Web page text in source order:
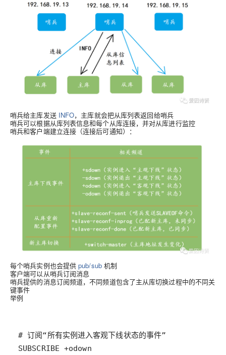
哨兵给主库发送 INFO，主库就会把从库列表返回给哨兵
哨兵可以根据从库列表信息和每个从库连接，并对从库进行监控
哨兵和客户端建立连接（连接后可通知） ：
每个哨兵实例也会提供pub/sub机制
客户端可以从哨兵订阅消息
哨兵提供的消息订阅频道，不同频道包含了主从库切换过程中的不同关
键事件
举例